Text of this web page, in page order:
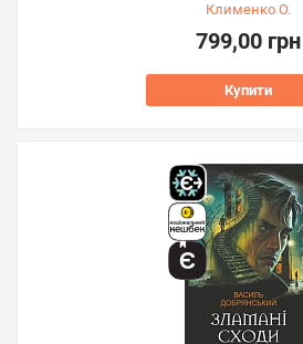
Клименко О.
799,00 грн
Купити